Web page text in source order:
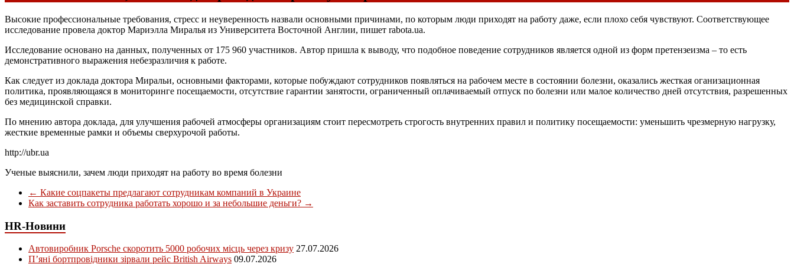
Высокие профессиональные требования, стресс и неуверенность назвали основными причинами, по которым люди приходят на работу даже, если плохо себя чувствуют. Соответствующее
исследование провела доктор Мариэлла Миралья из Университета Восточной Англии, пишет rabota.ua.
Исследование основано на данных, полученных от 175 960 участников. Автор пришла к выводу, что подобное поведение сотрудников является одной из форм претензеизма – то есть
демонстративного выражения небезразличия к работе.
Как следует из доклада доктора Миральи, основными факторами, которые побуждают сотрудников появляться на рабочем месте в состоянии болезни, оказались жесткая оганизационная
политика, проявляющаяся в мониторинге посещаемости, отсутствие гарантии занятости, ограниченный оплачиваемый отпуск по болезни или малое количество дней отсутствия, разрешенных
без медицинской справки.
По мнению автора доклада, для улучшения рабочей атмосферы организациям стоит пересмотреть строгость внутренних правил и политику посещаемости: уменьшить чрезмерную нагрузку,
жесткие временные рамки и объемы сверхурочой работы.
http://ubr.ua
Ученые выяснили, зачем люди приходят на работу во время болезни
← Какие соцпакеты предлагают сотрудникам компаний в Украине
Как заставить сотрудника работать хорошо и за небольшие деньги? →
HR-Новини
Автовиробник Porsche скоротить 5000 робочих місць через кризу 27.07.2026
П’яні бортпровідники зірвали рейс British Airways 09.07.2026